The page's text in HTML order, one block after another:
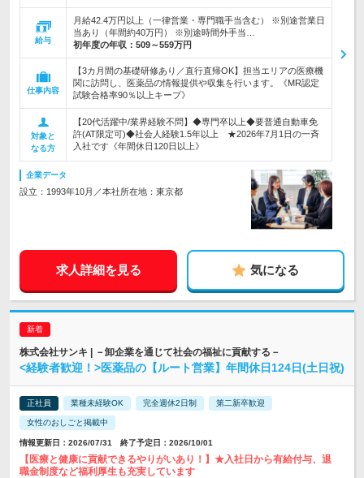
給与
月給42.4万円以上（一律営業・専門職手当含む） ※別途営業日
当あり（年間約40万円） ※別途時間外手当…
初年度の年収： 509～559万円
仕事内容
【3カ月間の基礎研修あり／直行直帰OK】担当エリアの医療機
関に訪問し、医薬品の情報提供や収集を行います。《MR認定
試験合格率90％以上キープ》
対象と
なる方
【20代活躍中/業界経験不問】◆専門卒以上◆要普通自動車免
許(AT限定可)◆社会人経験1.5年以上 ★2026年7月1日の一斉
入社です《年間休日120日以上》
企業データ
設立：1993年10月／本社所在地：東京都
求人詳細を見る 気になる
株式会社サンキ | －卸企業を通じて社会の福祉に貢献する－
<経験者歓迎！>医薬品の【ルート営業】年間休日124日(土日祝)
正社員 業種未経験OK 完全週休2日制 第二新卒歓迎
女性のおしごと掲載中
情報更新日：2026/07/31 終了予定日：2026/10/01
【医療と健康に貢献できるやりがいあり！】★入社日から有給付与、退
職金制度など福利厚生も充実しています